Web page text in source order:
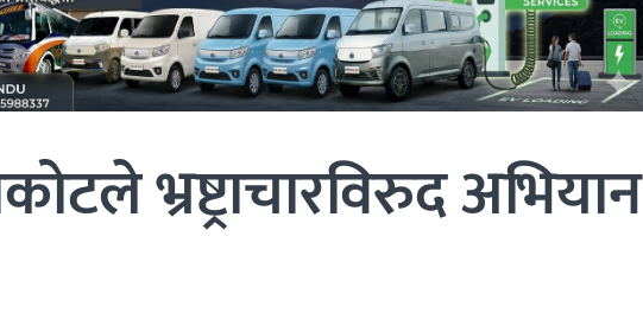
भ्रष्ट्राचारविरुद अभियान